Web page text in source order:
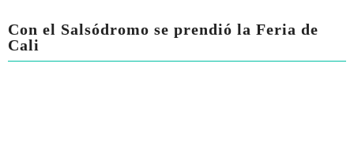
Con el Salsódromo se prendió la Feria de
Cali